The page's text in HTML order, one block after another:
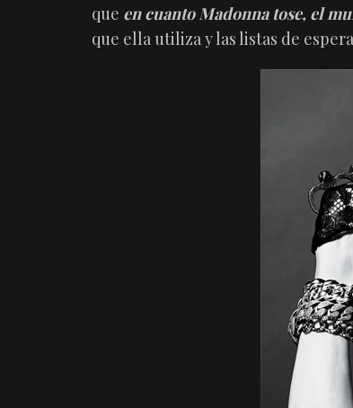
que en cuanto Madonna tose, el
que ella utiliza y las listas de